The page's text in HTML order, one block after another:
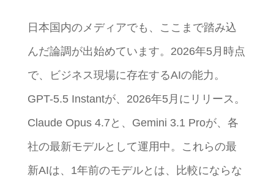
日本国内のメディアでも、ここまで踏み込
んだ論調が出始めています。2026年5月時点
で、ビジネス現場に存在するAIの能力。
GPT-5.5 Instantが、2026年5月にリリース。
Claude Opus 4.7と、Gemini 3.1 Proが、各
社の最新モデルとして運用中。これらの最
新AIは、1年前のモデルとは、比較にならな